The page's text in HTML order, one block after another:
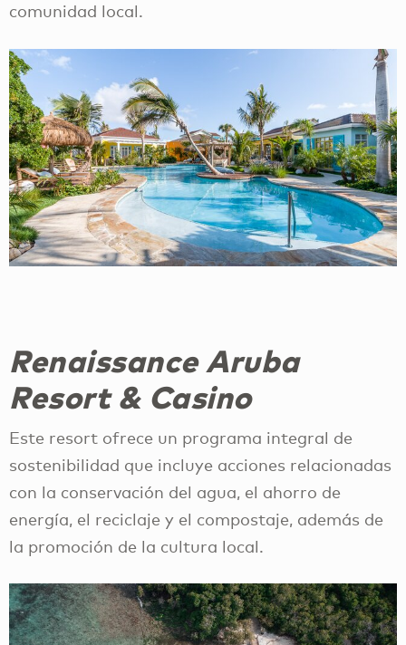
comunidad local.
Renaissance Aruba
Resort & Casino
Este resort ofrece un programa integral de
sostenibilidad que incluye acciones relacionadas
con la conservación del agua, el ahorro de
energía, el reciclaje y el compostaje, además de
la promoción de la cultura local.